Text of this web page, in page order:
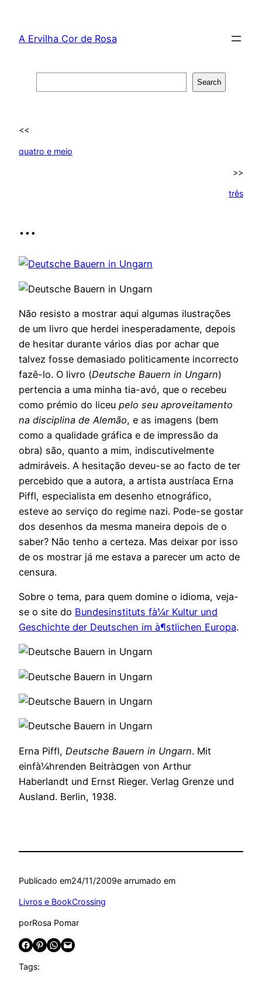
content
A Ervilha Cor de Rosa
Search
<<
quatro e meio
>>
três
…
Não resisto a mostrar aqui algumas ilustrações
de um livro que herdei inesperadamente, depois
de hesitar durante vários dias por achar que
talvez fosse demasiado politicamente incorrecto
fazê-lo. O livro (Deutsche Bauern in Ungarn)
pertencia a uma minha tia-avó, que o recebeu
como prémio do liceu pelo seu aproveitamento
na disciplina de Alemão, e as imagens (bem
como a qualidade gráfica e de impressão da
obra) são, quanto a mim, indiscutivelmente
admiráveis. A hesitação deveu-se ao facto de ter
percebido que a autora, a artista austríaca Erna
Piffl, especialista em desenho etnográfico,
esteve ao serviço do regime nazi. Pode-se gostar
dos desenhos da mesma maneira depois de o
saber? Não tenho a certeza. Mas deixar por isso
de os mostrar já me estava a parecer um acto de
censura.
Sobre o tema, para quem domine o idioma, veja-
se o site do Bundesinstituts fà¼r Kultur und
Geschichte der Deutschen im à¶stlichen Europa.
Erna Piffl, Deutsche Bauern in Ungarn. Mit
einfà¼hrenden Beitrà¤gen von Arthur
Haberlandt und Ernst Rieger. Verlag Grenze und
Ausland. Berlin, 1938.
Publicado em24/11/2009e arrumado em
Livros e BookCrossing
porRosa Pomar
Share on Facebook Share on Pinterest Share on WhatsApp Email this Page
Tags: